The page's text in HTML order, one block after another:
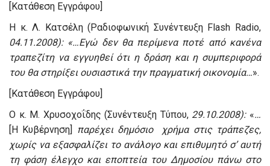
[Κατάθεση Εγγράφου]
Η κ. Λ. Κατσέλη (Ραδιοφωνική Συνέντευξη Flash Radio,
04.11.2008): «…Εγώ δεν θα περίμενα ποτέ από κανένα
τραπεζίτη να εγγυηθεί ότι η δράση και η συμπεριφορά
του θα στηρίξει ουσιαστικά την πραγματική οικονομία…».
[Κατάθεση Εγγράφου]
Ο κ. Μ. Χρυσοχοΐδης (Συνέντευξη Τύπου, 29.10.2008): «…
[Η Κυβέρνηση] παρέχειδημόσιο χρήμα στις τράπεζες,
χωρίς να εξασφαλίζει το ανάλογο και επιθυμητό σ’ αυτή
τη φάση έλεγχο και εποπτεία του Δημοσίου πάνω στο